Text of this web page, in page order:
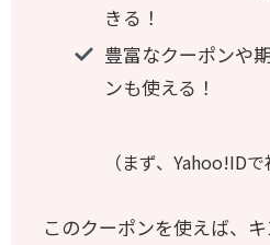
きる！
豊富なクーポンや
ンも使える！
（まず、Yahoo!ID
このクーポンを使えば、